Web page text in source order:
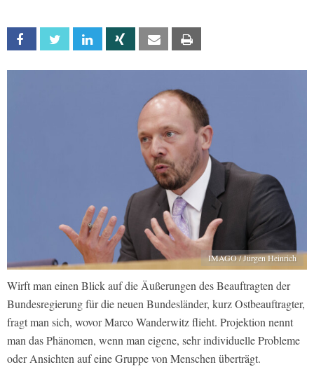
Facebook Twitter Linkedin Xing Email
IMAGO / Jürgen Heinrich
Wirft man einen Blick auf die Äußerungen des Beauftragten der
Bundesregierung für die neuen Bundesländer, kurz Ostbeauftragter,
fragt man sich, wovor Marco Wanderwitz flieht. Projektion nennt
man das Phänomen, wenn man eigene, sehr individuelle Probleme
oder Ansichten auf eine Gruppe von Menschen überträgt.